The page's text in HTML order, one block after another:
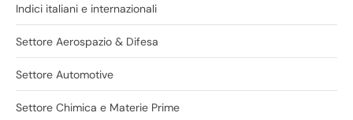
Indici italiani e internazionali
Settore Aerospazio & Difesa
Settore Automotive
Settore Chimica e Materie Prime